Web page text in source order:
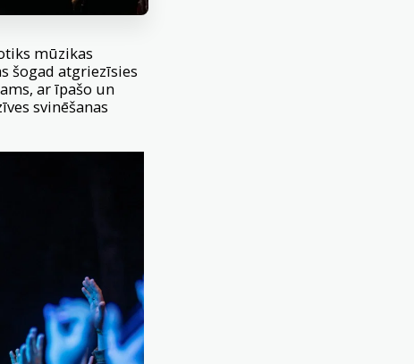
mūzikas
šogad atgriezīsies
ar īpašo un
svinēšanas